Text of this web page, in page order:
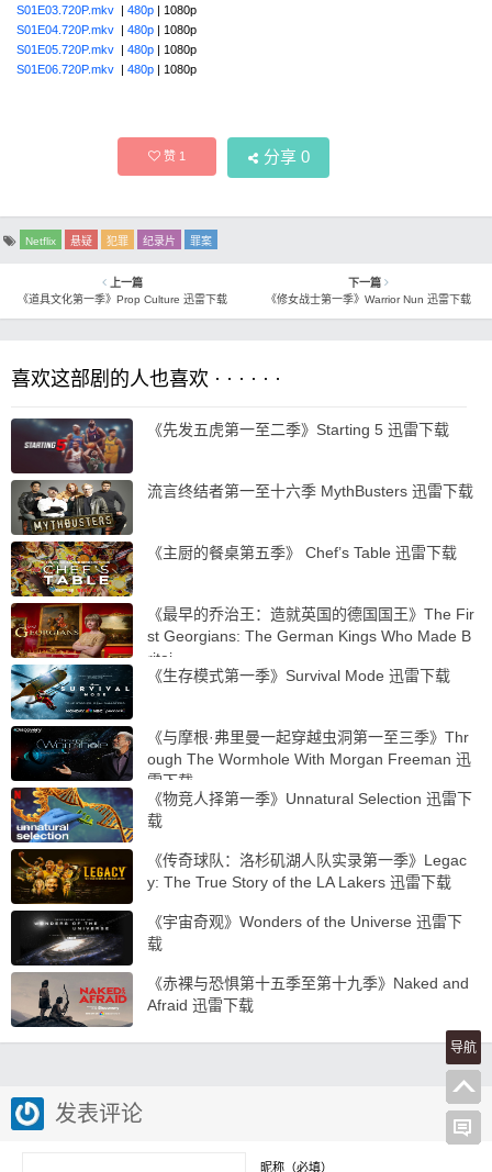
S01E03.720P.mkv | 480p | 1080p
S01E04.720P.mkv | 480p | 1080p
S01E05.720P.mkv | 480p | 1080p
S01E06.720P.mkv | 480p | 1080p
赞1 分享 0
Netflix 悬疑 犯罪 纪录片 罪案
上一篇
《道具文化第一季》Prop Culture 迅雷下载
下一篇
《修女战士第一季》Warrior Nun 迅雷下载
喜欢这部剧的人也喜欢 · · · · · ·
《先发五虎第一至二季》Starting 5 迅雷下载
流言终结者第一至十六季 MythBusters 迅雷下载
《主厨的餐桌第五季》 Chef’s Table 迅雷下载
《最早的乔治王：造就英国的德国国王》The Fir
st Georgians: The German Kings Who Made B
ritai…
《生存模式第一季》Survival Mode 迅雷下载
《与摩根·弗里曼一起穿越虫洞第一至三季》Thr
ough The Wormhole With Morgan Freeman 迅
雷下载
《物竞人择第一季》Unnatural Selection 迅雷下
载
《传奇球队：洛杉矶湖人队实录第一季》Legac
y: The True Story of the LA Lakers 迅雷下载
《宇宙奇观》Wonders of the Universe 迅雷下
载
《赤裸与恐惧第十五季至第十九季》Naked and
Afraid 迅雷下载
发表评论
昵称（必填）
导航